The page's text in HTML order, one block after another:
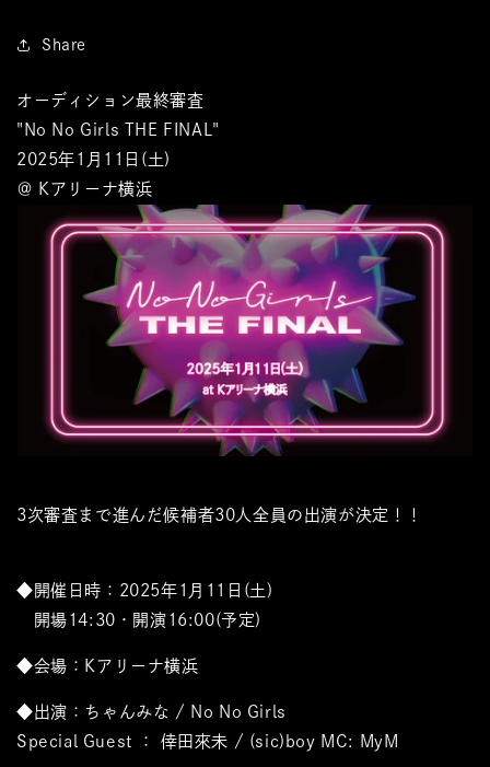
Share
オーディション最終審査
"No No Girls THE FINAL"
2025年1月11日(土)
＠ Kアリーナ横浜
3次審査まで進んだ候補者30人全員の出演が決定！！
◆開催日時：2025年1月11日(土)
開場14:30・開演16:00(予定)
◆会場：Kアリーナ横浜
◆出演：ちゃんみな / No No Girls
Special Guest ： 倖田來未 / (sic)boy MC: MyM